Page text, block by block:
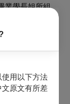
用以下方法
原文有所差
業學長姐所組
日子，但在這個
聲2025年的製
由前藝術總監
藝術總監暨指
也嘗試了多元
專輯《禮頌